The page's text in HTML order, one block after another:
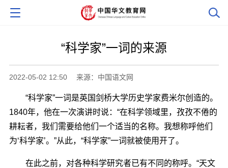
“科学家”一词的来源
2022-05-02 12:50 来源：中国语文网
“科学家”一词是英国剑桥大学历史学家费米尔创造的。
1840年，他在一次演讲时说：“在科学领域里，孜孜不倦的
耕耘者，我们需要给他们一个适当的名称。我想称呼他们
为‘科学家’。”从此，“科学家”一词就被使用开了。
在此之前，对各种科学研究者已有不同的称呼。“天文